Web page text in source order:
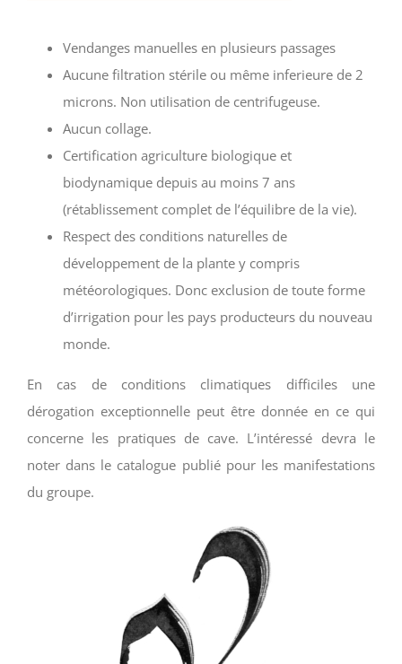
Vendanges manuelles en plusieurs passages
Aucune filtration stérile ou même inferieure de 2
microns. Non utilisation de centrifugeuse.
Aucun collage.
Certification agriculture biologique et
biodynamique depuis au moins 7 ans
(rétablissement complet de l’équilibre de la vie).
Respect des conditions naturelles de
développement de la plante y compris
météorologiques. Donc exclusion de toute forme
d’irrigation pour les pays producteurs du nouveau
monde.
En cas de conditions climatiques difficiles une
dérogation exceptionnelle peut être donnée en ce qui
concerne les pratiques de cave. L’intéressé devra le
noter dans le catalogue publié pour les manifestations
du groupe.